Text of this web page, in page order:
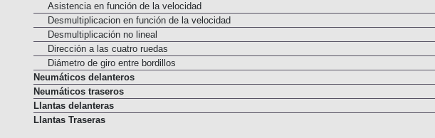
Asistencia en función de la velocidad
Desmultiplicacion en función de la velocidad
Desmultiplicación no lineal
Dirección a las cuatro ruedas
Diámetro de giro entre bordillos
Neumáticos delanteros
Neumáticos traseros
Llantas delanteras
Llantas Traseras